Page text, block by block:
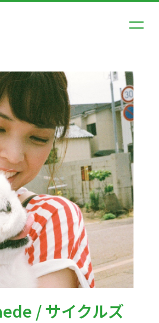
HOME
NEWS
SCHEDULE
PROFILE
VIDEO
SHOP
/ サイクルズ